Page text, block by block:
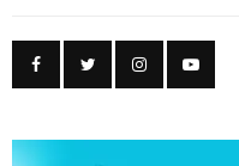
r